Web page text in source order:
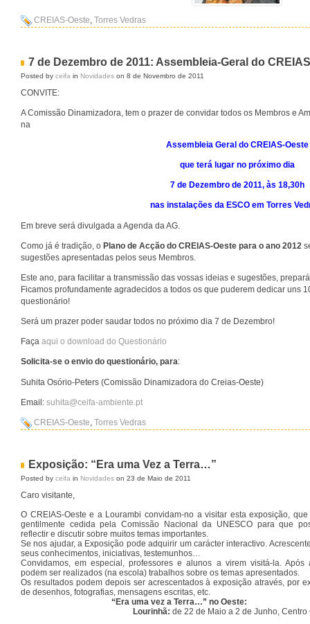
CREIAS-Oeste Torres Vedras
7 de Dezembro de 2011: Assembleia-Geral do
Posted by ceifa in Novidades on 8 de Novembro de 2011
CONVITE:
A Comissão Dinamizadora, tem o prazer de convidar todos os Membros e
na
Assembleia Geral do CREIAS-Oeste
que terá lugar no próximo dia
7 de Dezembro de 2011, às 18,30h
nas instalações da ESCO em Torres
Em breve será divulgada a Agenda da AG.
Como já é tradição, o Plano de Acção do CREIAS-Oeste para o ano 2012
sugestões apresentadas pelos seus Membros.
Este ano, para facilitar a transmissão das vossas ideias e sugestões,
Ficamos profundamente agradecidos a todos os que puderem dedicar uns
questionário!
Será um prazer poder saudar todos no próximo dia 7 de Dezembro!
Faça aqui o download do Questionário
Solicita-se o envio do questionário, para:
Suhita Osório-Peters (Comissão Dinamizadora do Creias-Oeste)
Email: suhita@ceifa-ambiente.pt
CREIAS-Oeste, Torres Vedras
Exposição: “Era uma Vez a Terra…”
Posted by ceifa in Novidades on 23 de Maio de 2011
Caro visitante,
O CREIAS-Oeste e a Lourambi convidam-no a visitar esta exposição,
gentilmente cedida pela Comissão Nacional da UNESCO para que
reflectir e discutir sobre muitos temas importantes.
Se nos ajudar, a Exposição pode adquirir um carácter interactivo.
seus conhecimentos, iniciativas, testemunhos…
Convidamos, em especial, professores e alunos a virem visitá-la. Após
podem ser realizados (na escola) trabalhos sobre os temas apresentados.
Os resultados podem depois ser acrescentados à exposição através, por
de desenhos, fotografias, mensagens escritas, etc.
“Era uma vez a Terra…” no Oeste:
Lourinhã: de 22 de Maio a 2 de Junho,